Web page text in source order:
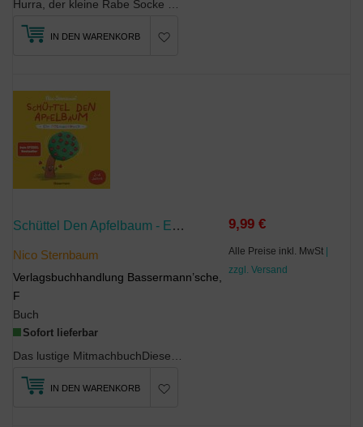
IN DEN WARENKORB
Schüttel Den Apfelbaum - Ein Mitmachbuch. Für Kinder Von 2 Bis 4 Jahren. Schaukeln, Schütteln, Pusten, Klopfen Und Sehen Was Passiert.
Nico Sternbaum
Verlagsbuchhandlung Bassermann’sche,
F
Buch
Sofort lieferbar
9,99 €
Alle Preise inkl. MwSt |
zzgl. Versand
IN DEN WARENKORB